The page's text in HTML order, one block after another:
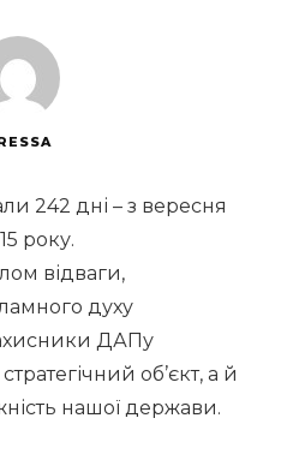
242 дні – з вересня
року.
відваги,
духу
ДАПу
об’єкт, а й
нашої держави.